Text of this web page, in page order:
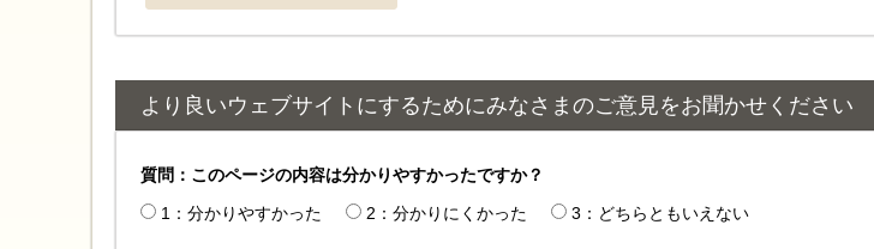
より良いウェブサイトにするためにみなさまのご意見をお聞かせください
質問：このページの内容は分かりやすかったですか？
1：分かりやすかった
2：分かりにくかった 3：どちらともいえない